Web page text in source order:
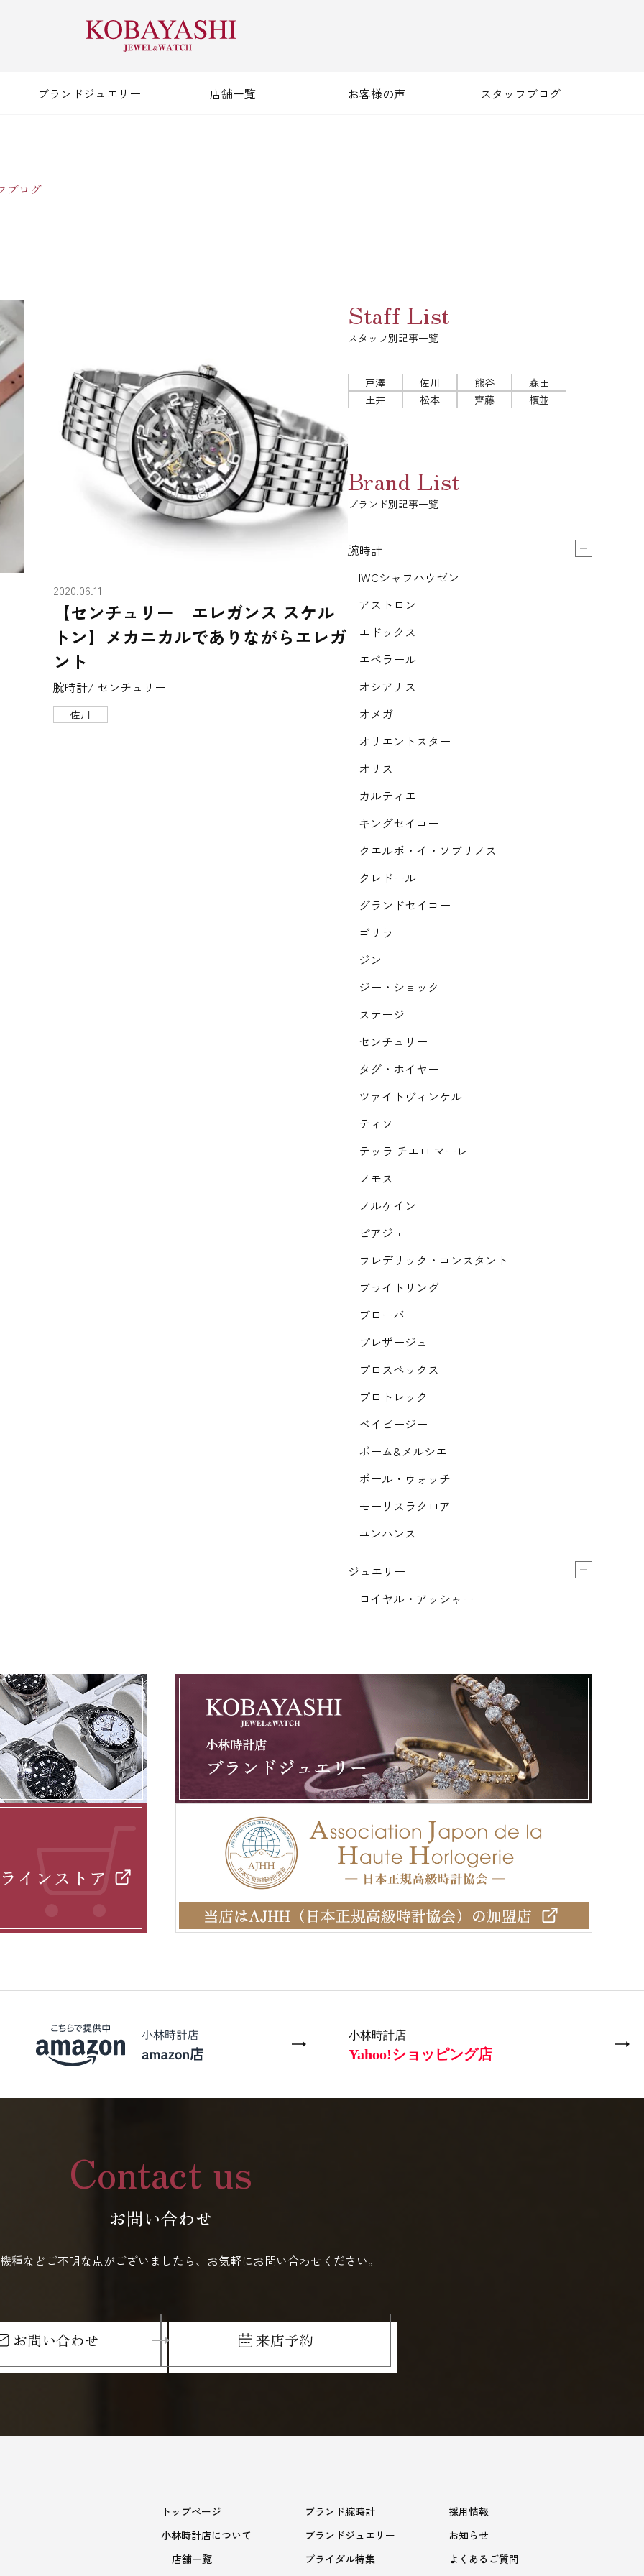
ブランドジュエリー 店舗一覧 お客様の声 スタッフブログ
ブログ
2020.06.11
【センチュリー エレガンス スケル
トン】メカニカルでありながらエレガ
ント
腕時計/ センチュリー
佐川
Staff List
スタッフ別記事一覧
戸澤 佐川 熊谷
森田
土井
松本 齊藤 榎並
Brand List
ブランド別記事一覧
腕時計
IWCシャフハウゼン
アストロン
エドックス
エベラール
オシアナス
オメガ
オリエントスター
オリス
カルティエ
キングセイコー
クエルボ・イ・ソブリノス
クレドール
グランドセイコー
ゴリラ
ジン
ジー・ショック
ステージ
センチュリー
タグ・ホイヤー
ツァイトヴィンケル
ティソ
テッラ チエロ マーレ
ノモス
ノルケイン
ピアジェ
フレデリック・コンスタント
ブライトリング
ブローバ
プレザージュ
プロスペックス
プロトレック
ベイビージー
ボーム&メルシエ
ボール・ウォッチ
モーリスラクロア
ユンハンス
ジュエリー
ロイヤル・アッシャー
Contact us
お問い合わせ
種などご不明な点がございましたら、お気軽にお問い合わせください。
お問い合わせ 来店予約
トップページ
小林時計店について
店舗一覧
ブランド腕時計
ブランドジュエリー
ブライダル特集
採用情報
お知らせ
よくあるご質問